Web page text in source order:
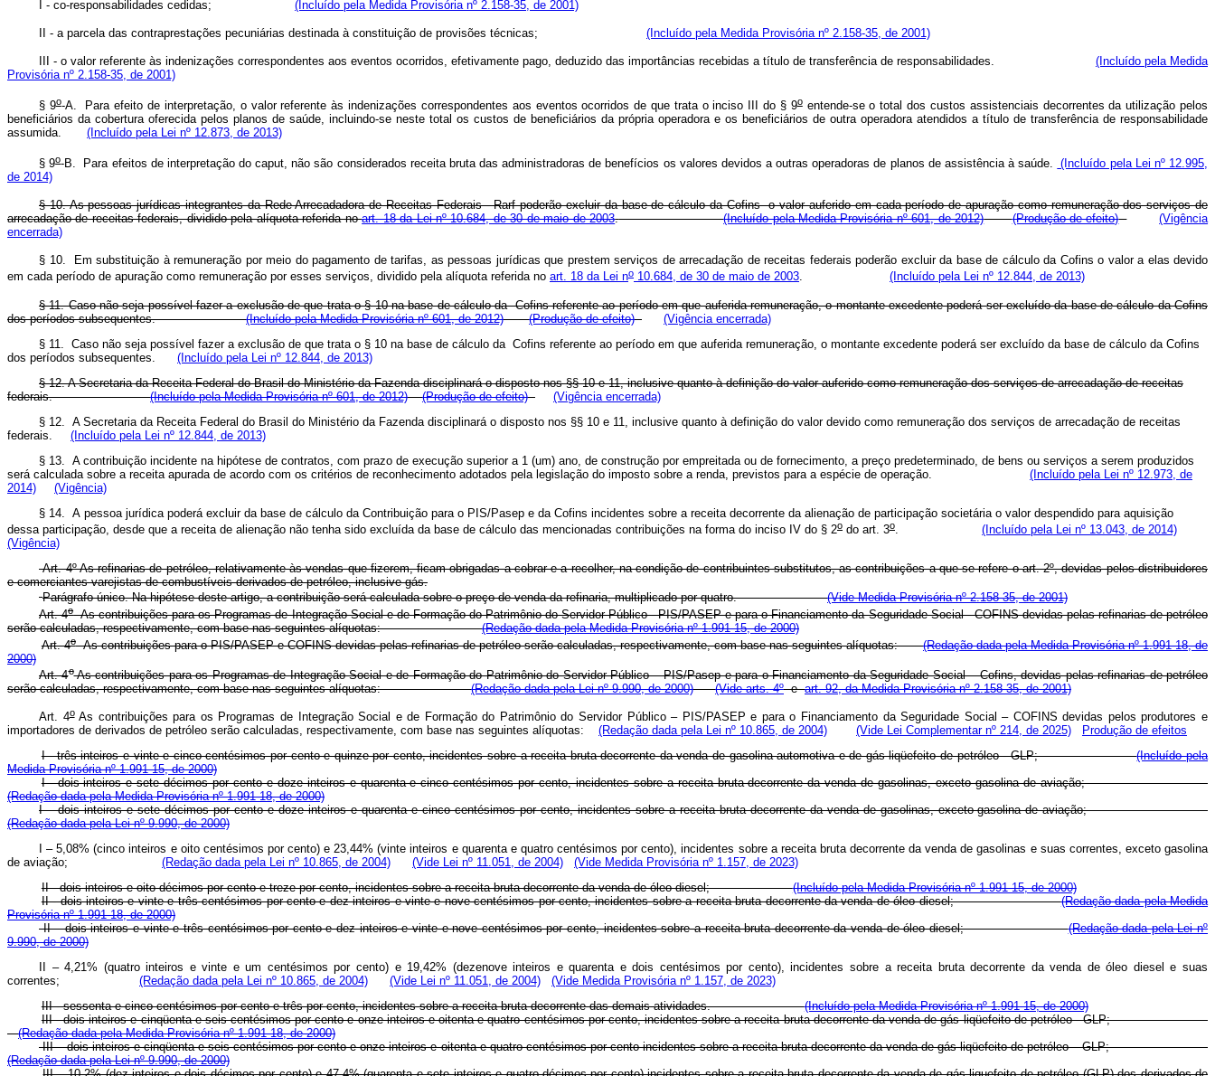
I - co-responsabilidades cedidas; (Incluído pela Medida Provisória nº 2.158-35, de 2001)
II - a parcela das contraprestações pecuniárias destinada à constituição de provisões técnicas; (Incluído pela Medida Provisória nº 2.158-35, de 2001)
III - o valor referente às indenizações correspondentes aos eventos ocorridos, efetivamente pago, deduzido das importâncias recebidas a título de transferência de responsabilidades. (Incluído pela Medida
Provisória nº 2.158-35, de 2001)
§ 9o-A. Para efeito de interpretação, o valor referente às indenizações correspondentes aos eventos ocorridos de que trata o inciso III do § 9oentende-se o total dos custos assistenciais decorrentes da utilização pelos
beneficiários da cobertura oferecida pelos planos de saúde, incluindo-se neste total os custos de beneficiários da própria operadora e os beneficiários de outra operadora atendidos a título de transferência de responsabilidade
assumida. (Incluído pela Lei nº 12.873, de 2013)
§ 9o-B. Para efeitos de interpretação docaput, não são considerados receita bruta das administradoras de benefícios os valores devidos a outras operadoras de planos de assistência à saúde. (Incluído pela Lei nº 12.995,
de 2014)
§ 10. As pessoas jurídicas integrantes da Rede Arrecadadora de Receitas Federais - Rarf poderão excluir da base de cálculo da Cofins o valor auferido em cada período de apuração como remuneração dos serviços de
arrecadação de receitas federais, dividido pela alíquota referida noart. 18 da Lei nº10.684, de 30 de maio de 2003. (Incluído pela Medida Provisória nº 601, de 2012) (Produção de efeito)
(Vigência
encerrada)
§ 10. Em substituição à remuneração por meio do pagamento de tarifas, as pessoas jurídicas que prestem serviços de arrecadação de receitas federais poderão excluir da base de cálculo da Cofins o valor a elas devido
em cada período de apuração como remuneração por esses serviços, dividido pela alíquota referida no art. 18 da Lei no 10.684, de 30 de maio de 2003. (Incluído pela Lei nº 12.844, de 2013)
§ 11. Caso não seja possível fazer a exclusão de que trata o § 10 na base de cálculo da Cofins referente ao período em que auferida remuneração, o montante excedente poderá ser excluído da base de cálculo da Cofins
dos períodos subsequentes.
(Incluído pela Medida Provisória nº 601, de 2012) (Produção de efeito)
(Vigência encerrada)
§ 11. Caso não seja possível fazer a exclusão de que trata o § 10 na base de cálculo da Cofins referente ao período em que auferida remuneração, o montante excedente poderá ser excluído da base de cálculo da Cofins
dos períodos subsequentes. (Incluído pela Lei nº 12.844, de 2013)
§ 12. A Secretaria da Receita Federal do Brasil do Ministério da Fazenda disciplinará o disposto nos §§ 10 e 11, inclusive quanto à definição do valor auferido como remuneração dos serviços de arrecadação de receitas
federais.
(Incluído pela Medida Provisória nº 601, de 2012) (Produção de efeito)
(Vigência encerrada)
§ 12. A Secretaria da Receita Federal do Brasil do Ministério da Fazenda disciplinará o disposto nos §§ 10 e 11, inclusive quanto à definição do valor devido como remuneração dos serviços de arrecadação de receitas
federais. (Incluído pela Lei nº 12.844, de 2013)
§ 13. A contribuição incidente na hipótese de contratos, com prazo de execução superior a 1 (um) ano, de construção por empreitada ou de fornecimento, a preço predeterminado, de bens ou serviços a serem produzidos
será calculada sobre a receita apurada de acordo com os critérios de reconhecimento adotados pela legislação do imposto sobre a renda, previstos para a espécie de operação. (Incluído pela Lei nº 12.973, de
2014)
(Vigência)
§ 14. A pessoa jurídica poderá excluir da base de cálculo da Contribuição para o PIS/Pasep e da Cofins incidentes sobre a receita decorrente da alienação de participação societária o valor despendido para aquisição
dessa participação, desde que a receita de alienação não tenha sido excluída da base de cálculo das mencionadas contribuições na forma do inciso IV do § 2o do art. 3o
(Incluído pela Lei nº 13.043, de 2014)
(Vigência)
Art. 4º As refinarias de petróleo, relativamente às vendas que fizerem, ficam obrigadas a cobrar e a recolher, na condição de contribuintes substitutos, as contribuições a que se refere o art. 2º, devidas pelos distribuidores
e comerciantes varejistas de combustíveis derivados de petróleo, inclusive gás.
Parágrafo único. Na hipótese deste artigo, a contribuição será calculada sobre o preço de venda da refinaria, multiplicado por quatro.(Vide Medida Provisória nº 2.158-35, de 2001)
Art. 4oAs contribuições para os Programas de Integração Social e de Formação do Patrimônio do Servidor Público - PIS/PASEP e para o Financiamento da Seguridade Social - COFINS devidas pelas refinarias de petróleo
serão calculadas, respectivamente, com base nas seguintes alíquotas:(Redação dada pela Medida Provisória nº 1.991-15, de 2000)
Art. 4oAs contribuições para o PIS/PASEP e COFINS devidas pelas refinarias de petróleo serão calculadas, respectivamente, com base nas seguintes alíquotas:(Redação dada pela Medida Provisória nº 1.991-18, de
2000)
Art. 4oAs contribuições para os Programas de Integração Social e de Formação do Patrimônio do Servidor Público – PIS/Pasep e para o Financiamento da Seguridade Social – Cofins, devidas pelas refinarias de petróleo
serão calculadas, respectivamente, com base nas seguintes alíquotas:(Redação dada pela Lei nº 9.990, de 2000) (Vide arts. 4ºeart. 92, da Medida Provisória nº 2.158-35, de 2001)
Art. 4oAs contribuições para os Programas de Integração Social e de Formação do Patrimônio do Servidor Público – PIS/PASEP e para o Financiamento da Seguridade Social – COFINS devidas pelos produtores e
importadores de derivados de petróleo serão calculadas, respectivamente, com base nas seguintes alíquotas: (Redação dada pela Lei nº 10.865, de 2004) (Vide Lei Complementar nº 214, de 2025)
Produção de efeitos
I - três inteiros e vinte e cinco centésimos por cento e quinze por cento, incidentes sobre a receita bruta decorrente da venda de gasolina automotiva e de gás liqüefeito de petróleo - GLP;(Incluído pela
Medida Provisória nº 1.991-15, de 2000)
I - dois inteiros e sete décimos por cento e doze inteiros e quarenta e cinco centésimos por cento, incidentes sobre a receita bruta decorrente da venda de gasolinas, exceto gasolina de aviação;
(Redação dada pela Medida Provisória nº 1.991-18, de 2000)
I – dois inteiros e sete décimos por cento e doze inteiros e quarenta e cinco centésimos por cento, incidentes sobre a receita bruta decorrente da venda de gasolinas, exceto gasolina de aviação;
(Redação dada pela Lei nº 9.990, de 2000)
I – 5,08% (cinco inteiros e oito centésimos por cento) e 23,44% (vinte inteiros e quarenta e quatro centésimos por cento), incidentes sobre a receita bruta decorrente da venda de gasolinas e suas correntes, exceto gasolina
de aviação; (Redação dada pela Lei nº 10.865, de 2004) (Vide Lei nº 11.051, de 2004)
(Vide Medida Provisória nº 1.157, de 2023)
II - dois inteiros e oito décimos por cento e treze por cento, incidentes sobre a receita bruta decorrente da venda de óleo diesel;(Incluído pela Medida Provisória nº 1.991-15, de 2000)
II - dois inteiros e vinte e três centésimos por cento e dez inteiros e vinte e nove centésimos por cento, incidentes sobre a receita bruta decorrente da venda de óleo diesel;(Redação dada pela Medida
Provisória nº 1.991-18, de 2000)
II – dois inteiros e vinte e três centésimos por cento e dez inteiros e vinte e nove centésimos por cento, incidentes sobre a receita bruta decorrente da venda de óleo diesel;(Redação dada pela Lei nº
9.990, de 2000)
II – 4,21% (quatro inteiros e vinte e um centésimos por cento) e 19,42% (dezenove inteiros e quarenta e dois centésimos por cento), incidentes sobre a receita bruta decorrente da venda de óleo diesel e suas
correntes; (Redação dada pela Lei nº 10.865, de 2004) (Vide Lei nº 11.051, de 2004)
(Vide Medida Provisória nº 1.157, de 2023)
III - sessenta e cinco centésimos por cento e três por cento, incidentes sobre a receita bruta decorrente das demais atividades.(Incluído pela Medida Provisória nº 1.991-15, de 2000)
III - dois inteiros e cinqüenta e seis centésimos por cento e onze inteiros e oitenta e quatro centésimos por cento, incidentes sobre a receita bruta decorrente da venda de gás liqüefeito de petróleo - GLP;
(Redação dada pela Medida Provisória nº 1.991-18, de 2000)
III – dois inteiros e cinqüenta e seis centésimos por cento e onze inteiros e oitenta e quatro centésimos por cento incidentes sobre a receita bruta decorrente da venda de gás liqüefeito de petróleo – GLP;
(Redação dada pela Lei nº 9.990, de 2000)